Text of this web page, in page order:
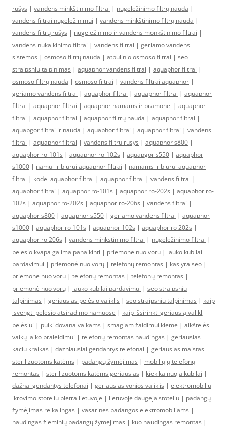
rūšys | vandens minkštinimo filtrai | nugeležinimo filtrų nauda |
vandens filtrai nugeležinimui | vandens minkštinimo filtrų nauda |
vandens filtrų rūšys | nugeležinimo ir vandens monkštinimo filtrai |
vandens nukalkinimo filtrai | vandens filtrai | geriamo vandens
sistemos | osmoso filtrų nauda | atbulinio osmoso filtrai | seo
straipsniu talpinimas | aquaphor vandens filtrai | aquaphor filtrai |
osmoso filtrų nauda | osmoso filtrai | vandens filtrai aquaphor |
geriamo vandens filtrai | aquaphor filtrai | aquaphor filtrai | aquaphor
filtrai | aquaphor filtrai | aquaphor namams ir pramonei | aquaphor
filtrai | aquaphor filtrai | aquaphor filtrų nauda | aquaphor filtrai |
aquapgor filtrai ir nauda | aquaphor filtrai | aquaphor filtrai | vandens
filtrai | aquaphor filtrai | vandens filtru rusys | aquaphor s800 |
aquaphor ro-101s | aquaphor ro-102s | aquapgor s550 | aquaphor
s1000 | namui ir biurui aquaphor filtrai | namams ir biurui aquaphor
filtrai | kodel aquaphor filtrai | aquaphor filtrai | vandens filtrai |
aquaphor filtrai | aquaphor ro-101s | aquaphor ro-202s | aquaphor ro-
102s | aquaphor ro-202s | aquaphor ro-206s | vandens filtrai |
aquaphor s800 | aquaphor s550 | geriamo vandens filtrai | aquaphor
s1000 | aquaphor ro 101s | aquaphor 102s | aquaphor ro 202s |
aquaphor ro 206s | vandens minkstinimo filtrai | nugeležinimo filtrai |
pelesio kvapa galima panaikinti | priemone nuo voru | lauko kubilai
pardavimui | priemonė nuo vorų | telefonų remontas | kas yra seo |
priemone nuo voru | telefonų remontas | telefonų remontas |
priemonė nuo vorų | lauko kubilai pardavimui | seo straipsniu
talpinimas | geriausias pelėsio valiklis | seo straipsniu talpinimas | kaip
isvengti pelesio atsiradimo namuose | kaip išsirinkti geriausią valiklį
pelėsiui | puiki dovana vaikams | smagiam žaidimui kieme | aikštelės
vaikų laiko praleidimui | telefonų remontas naudingas | geriausias
kaciu kraikas | dazniausiai gendantys telefonai | geriausias maistas
sterilizuotoms katėms | padangų žymėjimas | mobiliųjų telefonų
remontas | sterilizuotoms katėms geriausias | kiek kainuoja kubilai |
dažnai gendantys telefonai | geriausias vonios valiklis | elektromobiliu
ikrovimo stoteliu pletra lietuvoje | lietuvoje daugeja stoteliu | padangų
žymėjimas reikalingas | vasarinės padangos elektromobiliams |
naudingas žieminių padangų žymėjimas | kuo naudingas remontas |